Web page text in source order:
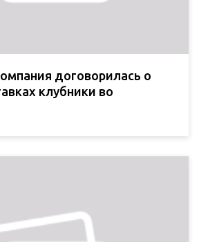
договорилась о
клубники во